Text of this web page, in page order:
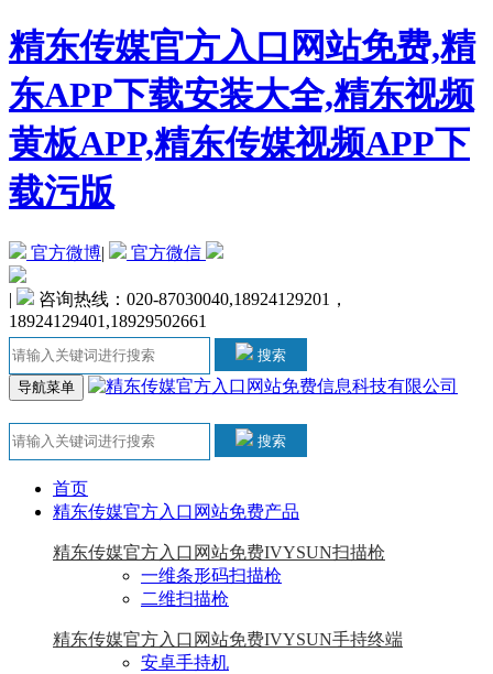
精东传媒官方入口网站免费,精
东APP下载安装大全,精东视频
黄板APP,精东传媒视频APP下
载污版
官方微博| 官方微信
|
咨询热线：020-87030040,18924129201，
18924129401,18929502661
搜索
导航菜单
搜索
首页
精东传媒官方入口网站免费产品
精东传媒官方入口网站免费IVYSUN扫描枪
一维条形码扫描枪
二维扫描枪
精东传媒官方入口网站免费IVYSUN手持终端
安卓手持机